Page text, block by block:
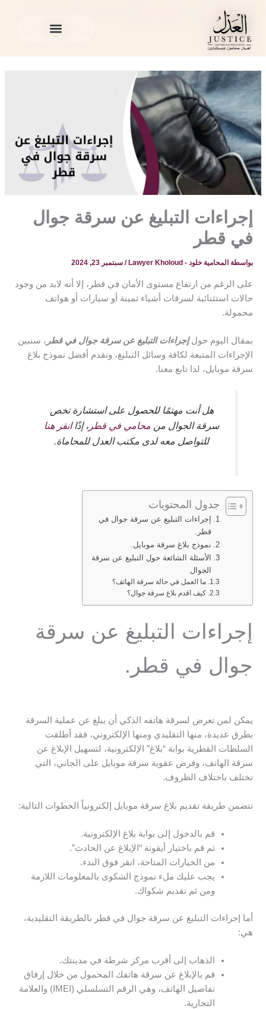
المحتوى
المدونة القانونية
جوال في قطر
إجراءات التبليغ عن سرقة جوال
في قطر
بواسطة المحامية خلود - Lawyer Kholoud /سبتمبر 23, 2024
على الرغم من ارتفاع مستوى الأمان في قطر، إلا أنه لابد من وجود
حالات استثنائية لسرقات أشياء ثمينة أو سيارات أو هواتف
محمولة.
بمقال اليوم حولإجراءات التبليغ عن سرقة جوال في قطر ، سنبين
الإجراءات المتبعة لكافة وسائل التبليغ، ونقدم أفضل نموذج بلاغ
سرقة موبايل، لذا تابع معنا.
هل أنت مهتمًا للحصول على استشارة تخص
سرقة الجوال من محامي في قطر ، إذًاانقر هنا
للتواصل معه لدى مكتب العدل للمحاماة.
جدول المحتويات
إجراءات التبليغ عن سرقة جوال في
قطر.
نموذج بلاغ سرقة موبايل.
الأسئلة الشائعة حول التبليغ عن سرقة
الجوال
ما العمل في حالة سرقة الهاتف؟
كيف اقدم بلاغ سرقة جوال؟
إجراءات التبليغ عن سرقة
جوال في قطر.
يمكن لمن تعرض لسرقة هاتفه الذكي أن يبلغ عن عملية السرقة
بطرق عديدة، منها التقليدي ومنها الإلكتروني، فقد أطلقت
السلطات القطرية بوابة “بلاغ” الإلكترونية، لتسهيل الإبلاغ عن
سرقة الهاتف، وفرض عقوبة سرقة موبايل على الجاني، التي
تختلف باختلاف الظروف.
تتضمن طريقة تقديم بلاغ سرقة موبايل إلكترونياً الخطوات التالية:
قم بالدخول إلى بوابة بلاغ الإلكترونية.
ثم قم باختيار أيقونة “الإبلاغ عن الحادث”.
من الخيارات المتاحة، انقر فوق البدء.
يجب عليك ملء نموذج الشكوى بالمعلومات اللازمة
ومن ثم تقديم شكواك.
أما إجراءات التبليغ عن سرقة جوال في قطر بالطريقة التقليدية،
هي:
الذهاب إلى أقرب مركز شرطة في مدينتك.
قم بالإبلاغ عن سرقة هاتفك المحمول من خلال إرفاق
تفاصيل الهاتف، وهي الرقم التسلسلي (IMEI) والعلامة
التجارية.